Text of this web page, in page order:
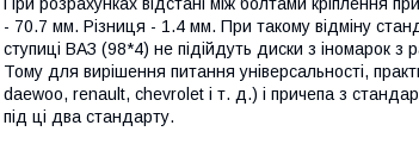
При розрахунках відстані між болтами кріплення
- 70.7 мм. Різниця - 1.4 мм. При такому відміну
ступиці ВАЗ (98*4) не підійдуть диски з іномарок з
Тому для вирішення питання універсальності,
daewoo, renault, chevrolet і т. д.) і причепа з
під ці два стандарту.